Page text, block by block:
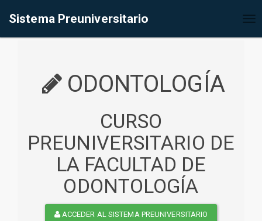
Sistema Preuniversitario
ODONTOLOGÍA
CURSO
PREUNIVERSITARIO DE
LA FACULTAD DE
ODONTOLOGÍA
ACCEDER AL SISTEMA PREUNIVERSITARIO